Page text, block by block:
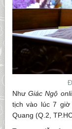
Đại diện hệ
NhưGiác Ngộ
tịch vào lúc 7 giờ
Quang (Q.2,